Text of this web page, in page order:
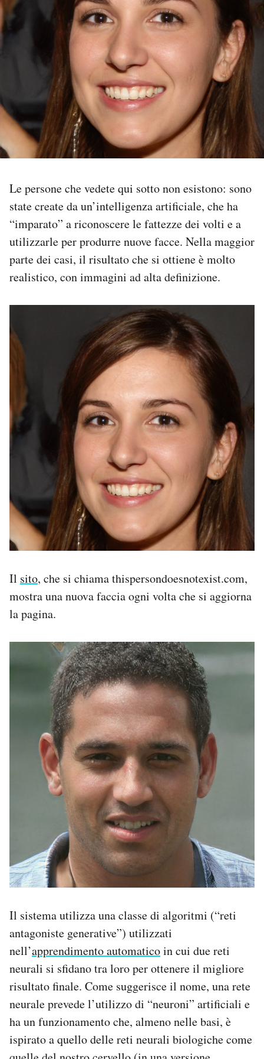
PODCAST
NEWSLETTER
I MIEI PREFERITI
SHOP
AREA PERSONALE
Area Personale
Newsletter
Notifiche mobile
Hai bisogno di aiuto?
Le persone che vedete qui sotto non esistono: sono
state create da un’intelligenza artificiale, che ha
“imparato” a riconoscere le fattezze dei volti e a
utilizzarle per produrre nuove facce. Nella maggior
parte dei casi, il risultato che si ottiene è molto
realistico, con immagini ad alta definizione.
Il sito, che si chiama thispersondoesnotexist.com,
mostra una nuova faccia ogni volta che si aggiorna
la pagina.
Il sistema utilizza una classe di algoritmi (“reti
antagoniste generative”) utilizzati
nell’apprendimento automaticoin cui due reti
neurali si sfidano tra loro per ottenere il migliore
risultato finale. Come suggerisce il nome, una rete
neurale prevede l’utilizzo di “neuroni” artificiali e
ha un funzionamento che, almeno nelle basi, è
ispirato a quello delle reti neurali biologiche come